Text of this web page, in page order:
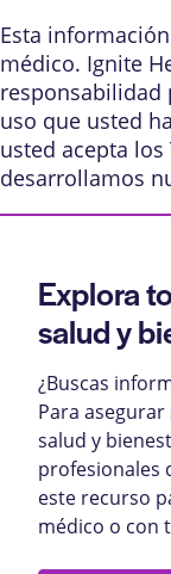
Esta
médico. Ignite
responsabilidad
uso que usted
usted acepta los
desarrollamos
Explora
salud y
¿Buscas
Para
salud y
profesionales
este recurso
médico o con